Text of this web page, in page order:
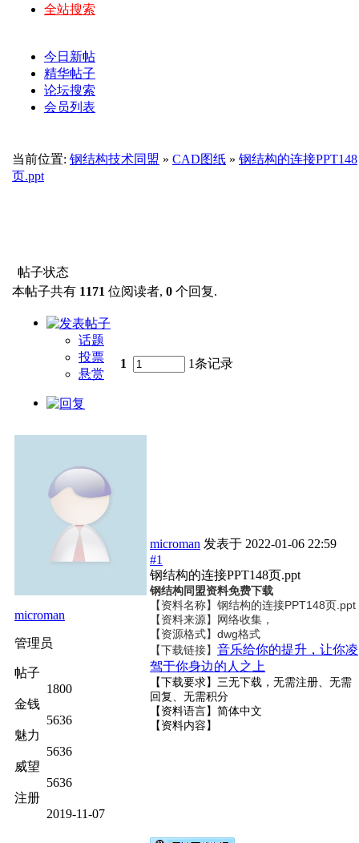
全站搜索
今日新帖
精华帖子
论坛搜索
会员列表
当前位置: 钢结构技术同盟 » CAD图纸 » 钢结构的连接PPT148
页.ppt
帖子状态
本帖子共有 1171 位阅读者, 0 个回复.
话题
投票
悬赏
1 1条记录
microman
管理员
帖子
1800
金钱
5636
魅力
5636
威望
5636
注册
2019-11-07
microman 发表于 2022-01-06 22:59
#1
钢结构的连接PPT148页.ppt
钢结构同盟资料免费下载
【资料名称】 钢结构的连接PPT148页.ppt
【资料来源】网络收集，
【资源格式】dwg格式
【下载链接】 音乐给你的提升，让你凌
驾于你身边的人之上
【下载要求】三无下载，无需注册、无需
回复、无需积分
【资料语言】简体中文
【资料内容】